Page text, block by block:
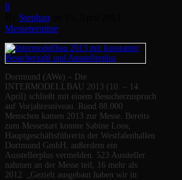
8
Stephan
Messetermine
Dortmund (AWe) – Die
INTERMODELLBAU 2013 (10. – 14.
April) schließt mit einem Besucherzuspruch
auf Vorjahresniveau. Rund 88.000
Menschen kamen 2013 zur Messe. Bereits
zum Messestart konnte Sabine Loos,
Hauptgeschäftsführerin der Westfalenhallen
Dortmund GmbH, außerdem ein
Ausstellerplus vermelden. 523 Aussteller
nahmen an der Messe teil, 16 mehr als
2012. „Gezielt ausgebaut haben wir in